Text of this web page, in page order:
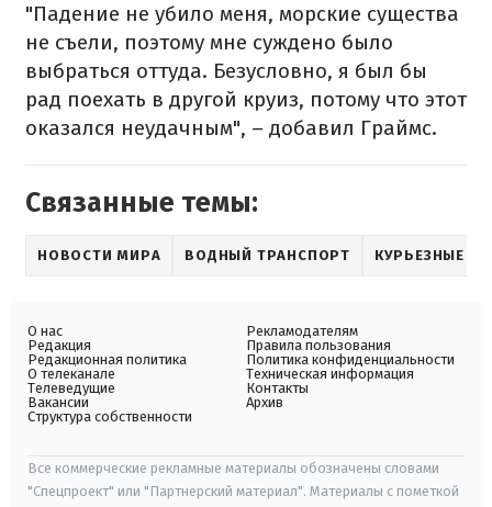
"Падение не убило меня, морские существа
не съели, поэтому мне суждено было
выбраться оттуда. Безусловно, я был бы
рад поехать в другой круиз, потому что этот
оказался неудачным", – добавил Граймс.
Связанные темы:
НОВОСТИ МИРА ВОДНЫЙ ТРАНСПОРТ КУРЬЕЗНЫЕ
О нас
Редакция
Редакционная политика
О телеканале
Телеведущие
Вакансии
Структура собственности
Рекламодателям
Правила пользования
Политика конфиденциальности
Техническая информация
Контакты
Архив
Все коммерческие рекламные материалы обозначены словами
"Спецпроект" или "Партнерский материал". Материалы с пометкой